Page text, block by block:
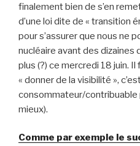
finalement bien de s’en
d’une loi dite de « transition
pour s’assurer que nous ne
nucléaire avant des dizaines
plus (?) ce mercredi 18 juin.
« donner de la visibilité »,
consommateur/contribuable
mieux).
Comme par exemple le